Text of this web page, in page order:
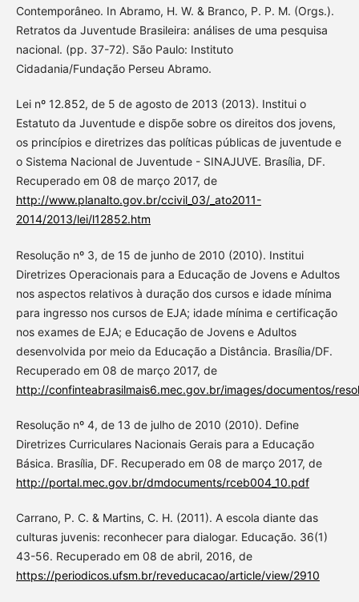
Contemporâneo. In Abramo, H. W. & Branco, P. P. M. (Orgs.).
Retratos da Juventude Brasileira: análises de uma pesquisa
nacional. (pp. 37-72). São Paulo: Instituto
Cidadania/Fundação Perseu Abramo.
Lei nº 12.852, de 5 de agosto de 2013 (2013). Institui o
Estatuto da Juventude e dispõe sobre os direitos dos jovens,
os princípios e diretrizes das políticas públicas de juventude e
o Sistema Nacional de Juventude - SINAJUVE. Brasília, DF.
Recuperado em 08 de março 2017, de
http://www.planalto.gov.br/ccivil_03/_ato2011-
2014/2013/lei/l12852.htm
Resolução nº 3, de 15 de junho de 2010 (2010). Institui
Diretrizes Operacionais para a Educação de Jovens e Adultos
nos aspectos relativos à duração dos cursos e idade mínima
para ingresso nos cursos de EJA; idade mínima e certificação
nos exames de EJA; e Educação de Jovens e Adultos
desenvolvida por meio da Educação a Distância. Brasília/DF.
Recuperado em 08 de março 2017, de
http://confinteabrasilmais6.mec.gov.br/images/documentos/
Resolução nº 4, de 13 de julho de 2010 (2010). Define
Diretrizes Curriculares Nacionais Gerais para a Educação
Básica. Brasília, DF. Recuperado em 08 de março 2017, de
http://portal.mec.gov.br/dmdocuments/rceb004_10.pdf
Carrano, P. C. & Martins, C. H. (2011). A escola diante das
culturas juvenis: reconhecer para dialogar. Educação. 36(1)
43-56. Recuperado em 08 de abril, 2016, de
https://periodicos.ufsm.br/reveducacao/article/view/2910